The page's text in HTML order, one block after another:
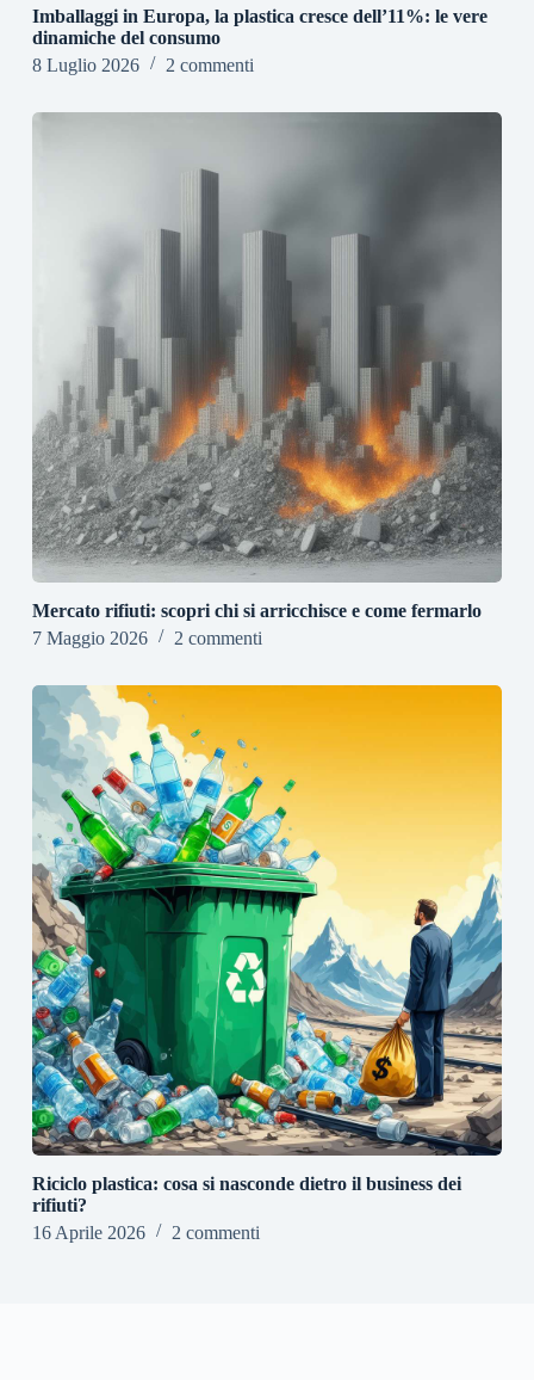
Imballaggi in Europa, la plastica cresce dell’11%: le vere
dinamiche del consumo
8 Luglio 2026
2 commenti
Mercato rifiuti: scopri chi si arricchisce e come fermarlo
7 Maggio 2026
2 commenti
Riciclo plastica: cosa si nasconde dietro il business dei
rifiuti?
16 Aprile 2026
2 commenti